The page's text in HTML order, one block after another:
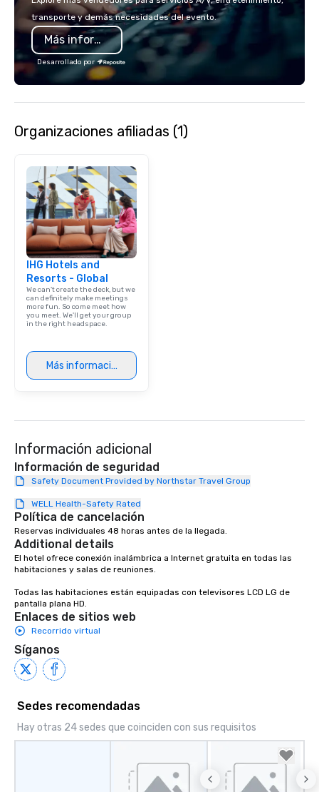
transporte y demás necesidades del evento.
Más información
Desarrollado por
Organizaciones afiliadas (1)
IHG Hotels and
Resorts - Global
We can't create the deck, but we
can definitely make meetings
more fun. So come meet how
you meet. We'll get your group
in the right headspace.
Más información
Información adicional
Información de seguridad
Safety Document Provided by Northstar Travel Group
WELL Health-Safety Rated
Política de cancelación
Reservas individuales 48 horas antes de la llegada.
Additional details
El hotel ofrece conexión inalámbrica a Internet gratuita en todas las
habitaciones y salas de reuniones.
Todas las habitaciones están equipadas con televisores LCD LG de
pantalla plana HD.
Enlaces de sitios web
Recorrido virtual
Síganos
Sedes recomendadas
Hay otras 24 sedes que coinciden con sus requisitos